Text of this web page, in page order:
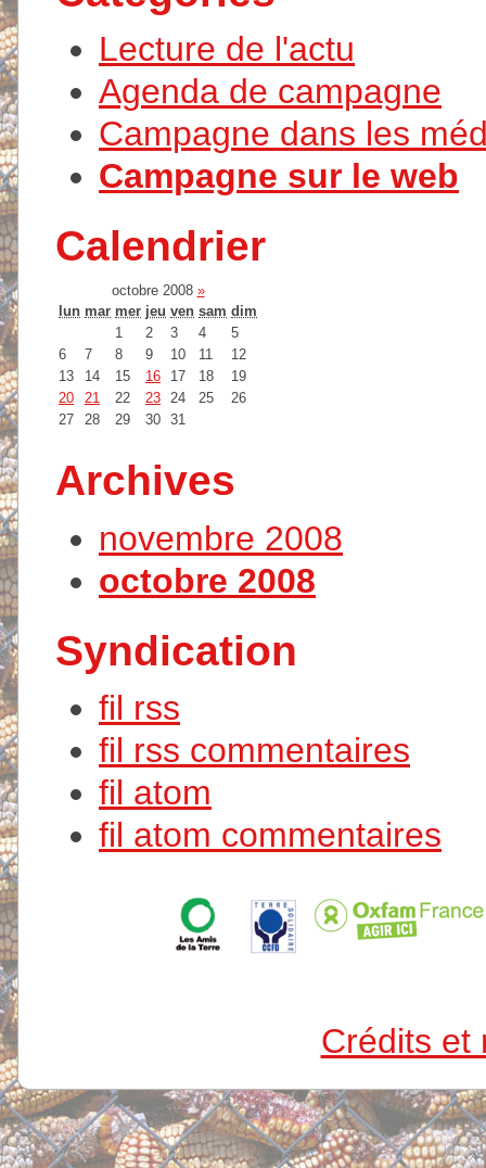
Lecture de l'actu
Agenda de campagne
Campagne dans les
Campagne sur le web
Calendrier
octobre 2008 »
lun mar mer jeu ven sam dim
1
2 3 4
5
6
7 8 9 10 11
12
13
14 15 16 17 18
19
20
21 22 23 24 25
26
27
28 29 30 31
Archives
novembre 2008
octobre 2008
Syndication
fil rss
fil rss commentaires
fil atom
fil atom commentaires
Crédits et